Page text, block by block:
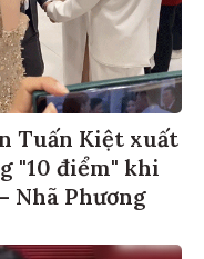
Tuấn Kiệt xuất
"10 điểm" khi
Nhã Phương